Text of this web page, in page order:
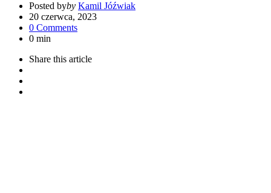
Posted byby Kamil Jóźwiak
20 czerwca, 2023
0 Comments
0 min
Share this article